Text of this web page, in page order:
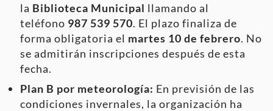
la Biblioteca Municipal llamando al
teléfono 987 539 570. El plazo finaliza de
forma obligatoria el martes 10 de febrero. No
se admitirán inscripciones después de esta
fecha.
Plan B por meteorología: En previsión de las
condiciones invernales, la organización ha